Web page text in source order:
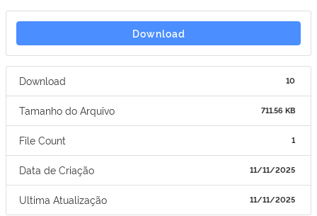
Download
Download 10
Tamanho do Arquivo 711.56 KB
File Count 1
Data de Criação 11/11/2025
Ultima Atualização 11/11/2025